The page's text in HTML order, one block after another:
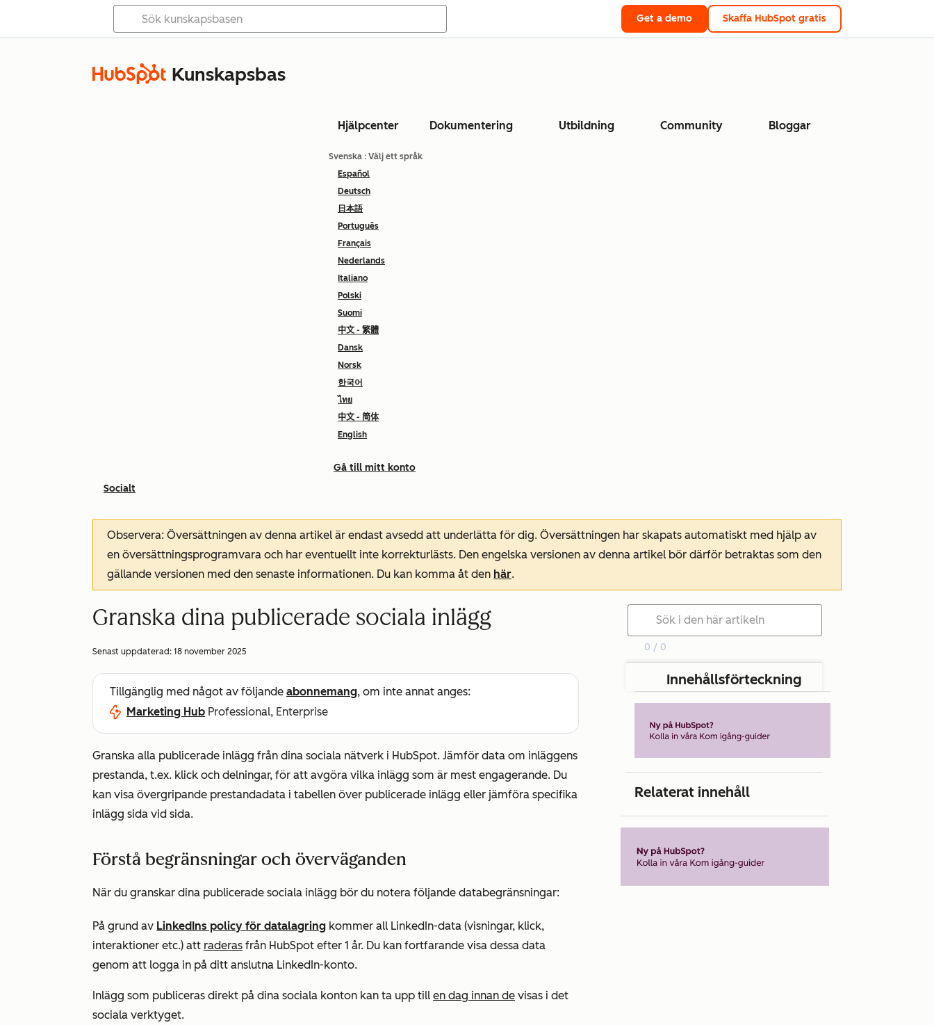
Get a demo Skaffa HubSpot gratis
Kunskapsbas
Hjälpcenter Dokumentering Utbildning Community Bloggar
Svenska : Välj ett språk
Español
Deutsch
日本語
Português
Français
Nederlands
Italiano
Polski
Suomi
中文 - 繁體
Dansk
Norsk
한국어
ไทย
中文 - 简体
English
Gå till mitt konto
Socialt
Observera: Översättningen av denna artikel är endast avsedd att underlätta för dig. Översättningen har skapats automatiskt med hjälp av
en översättningsprogramvara och har eventuellt inte korrekturlästs. Den engelska versionen av denna artikel bör därför betraktas som den
gällande versionen med den senaste informationen. Du kan komma åt den här.
Granska dina publicerade sociala inlägg
Senast uppdaterad: 18 november 2025
Tillgänglig med något av följande abonnemang, om inte annat anges:
Marketing Hub Professional, Enterprise
Granska alla publicerade inlägg från dina sociala nätverk i HubSpot. Jämför data om inläggens
prestanda, t.ex. klick och delningar, för att avgöra vilka inlägg som är mest engagerande. Du
kan visa övergripande prestandadata i tabellen över publicerade inlägg eller jämföra specifika
inlägg sida vid sida.
Förstå begränsningar och överväganden
När du granskar dina publicerade sociala inlägg bör du notera följande databegränsningar:
På grund av LinkedIns policy för datalagring kommer all LinkedIn-data (visningar, klick,
interaktioner etc.) att raderas från HubSpot efter 1 år. Du kan fortfarande visa dessa data
genom att logga in på ditt anslutna LinkedIn-konto.
Inlägg som publiceras direkt på dina sociala konton kan ta upp till en dag innan de visas i det
sociala verktyget.
0 / 0
Innehållsförteckning
Relaterat innehåll